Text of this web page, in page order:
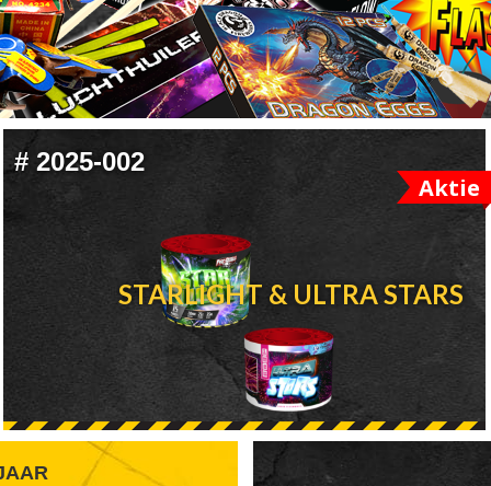
# 2025-002
Aktie
STARLIGHT & ULTRA STARS